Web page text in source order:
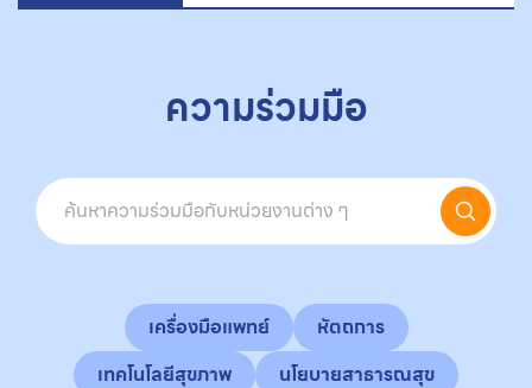
ความร่วมมือ
เครื่องมือแพทย์
หัตถการ
เทคโนโลยีสุขภาพ
นโยบายสาธารณสุข